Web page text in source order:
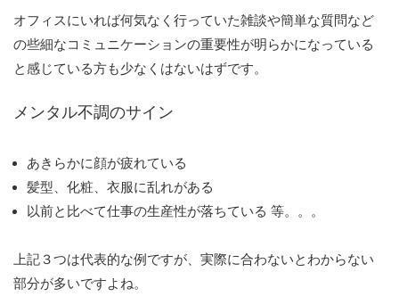
オフィスにいれば何気なく行っていた雑談や簡単な質問など
の些細なコミュニケーションの重要性が明らかになっている
と感じている方も少なくはないはずです。
メンタル不調のサイン
あきらかに顔が疲れている
髪型、化粧、衣服に乱れがある
以前と比べて仕事の生産性が落ちている 等。。。
上記３つは代表的な例ですが、実際に合わないとわからない
部分が多いですよね。